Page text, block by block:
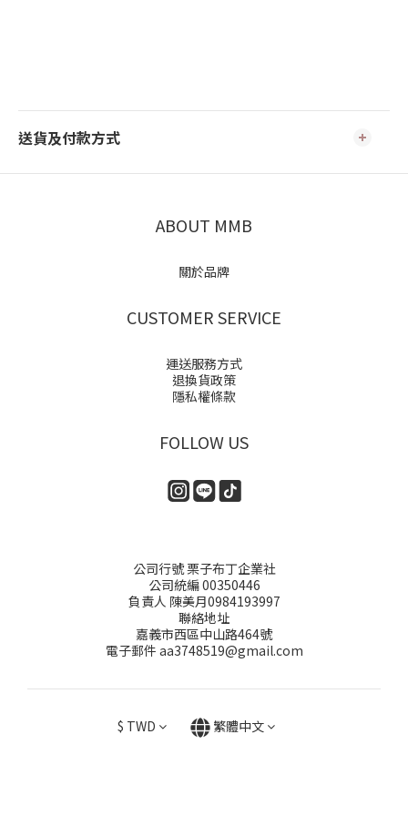
送貨及付款方式
ABOUT MMB
關於品牌
CUSTOMER SERVICE
運送服務方式
退換貨政策
隱私權條款
FOLLOW US
公司行號 栗子布丁企業社
公司統編 00350446
負責人 陳美月0984193997
聯絡地址
嘉義市西區中山路464號
電子郵件 aa3748519@gmail.com
$ TWD 繁體中文